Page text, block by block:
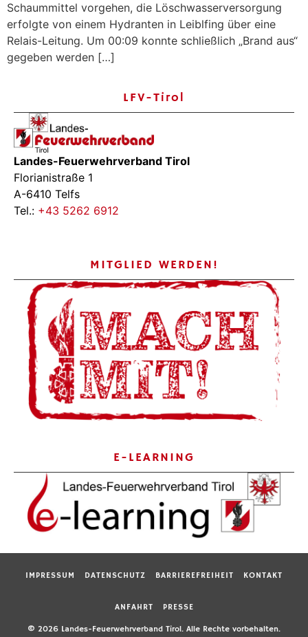
Schaummittel vorgehen, die Löschwasserversorgung
erfolgte von einem Hydranten in Leiblfing über eine
Relais-Leitung. Um 00:09 konnte schließlich „Brand aus“
gegeben werden […]
LFV-Tirol
Landes-Feuerwehrverband Tirol
Florianistraße 1
A-6410 Telfs
Tel.: +43 5262 6912
MITGLIED WERDEN!
E-LEARNING
IMPRESSUM DATENSCHUTZ BARRIEREFREIHEIT KONTAKT
ANFAHRT PRESSE
© 2026 Landes-Feuerwehrverband Tirol. Alle Rechte vorbehalten.